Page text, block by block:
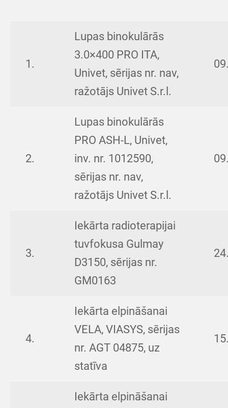
1.
Lupas binokulārās
3.0×400 PRO ITA,
Univet, sērijas nr. nav,
ražotājs Univet S.r.l.
2.
Lupas binokulārās
PRO ASH-L, Univet,
inv. nr. 1012590,
sērijas nr. nav,
ražotājs Univet S.r.l.
3.
Iekārta radioterapijai
tuvfokusa Gulmay
D3150, sērijas nr.
GM0163
4.
Iekārta elpināšanai
VELA, VIASYS, sērijas
nr. AGT 04875, uz
statīva
Iekārta elpināšanai